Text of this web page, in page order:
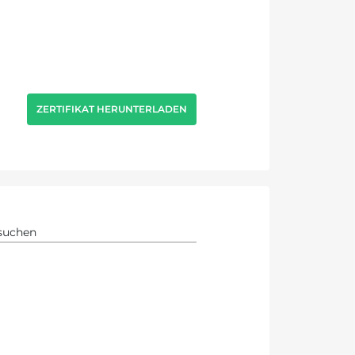
ZERTIFIKAT HERUNTERLADEN